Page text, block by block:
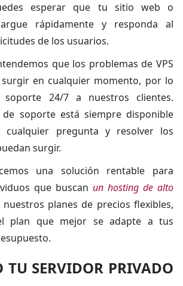
esperar que tu sitio web o
rápidamente y responda al
de los usuarios.
que los problemas de VPS
en cualquier momento, por lo
soporte 24/7 a nuestros clientes.
soporte está siempre disponible
cualquier pregunta y resolver los
surgir.
una solución rentable para
que buscan un hosting de alto
nuestros planes de precios flexibles,
plan que mejor se adapte a tus
TU SERVIDOR PRIVADO